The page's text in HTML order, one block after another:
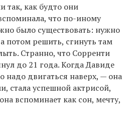
как будто они
что по-иному
было существовать: нужно
потом решить, сгинуть там
Странно, что Сорренти
до 21 года. Когда Давиде
надо двигаться наверх, — она
стала успешной актрисой,
вспоминает как сон, мечту,